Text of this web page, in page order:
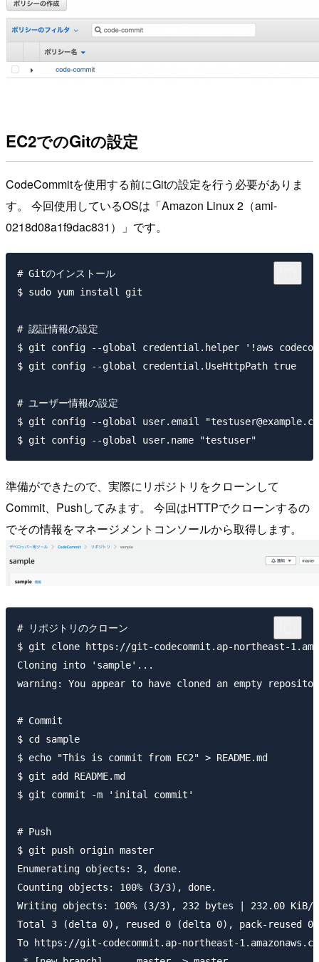
EC2でのGitの設定
CodeCommitを使用する前にGitの設定を行う必要がありま
す。 今回使用しているOSは「Amazon Linux 2（ami-
0218d08a1f9dac831）」です。
# Gitのインストール
$ sudo yum install git
# 認証情報の設定
$ git config --global credential.helper '!aws
$ git config --global credential.UseHttpPath true
# ユーザー情報の設定
$ git config --global user.email
準備ができたので、実際にリポジトリをクローンして
Commit、Pushしてみます。 今回はHTTPでクローンするの
でその情報をマネージメントコンソールから取得します。
# リポジトリのクローン
$ git clone https://git-codecommit.ap-northeast-
Cloning into 'sample'...
warning: You appear to have cloned an empty
# Commit
$ cd sample
$ echo "This is commit from EC2" > README.md
$ git add README.md
$ git commit -m 'inital commit'
# Push
$ git push origin master
Enumerating objects: 3, done.
Counting objects: 100% (3/3), done.
Writing objects: 100% (3/3), 232 bytes | 232.00 KiB/
Total 3 (delta 0), reused 0 (delta 0), pack-reused 0
To https://git-codecommit.ap-northeast-